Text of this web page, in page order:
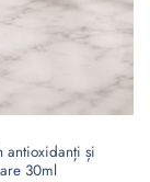
și
30ml